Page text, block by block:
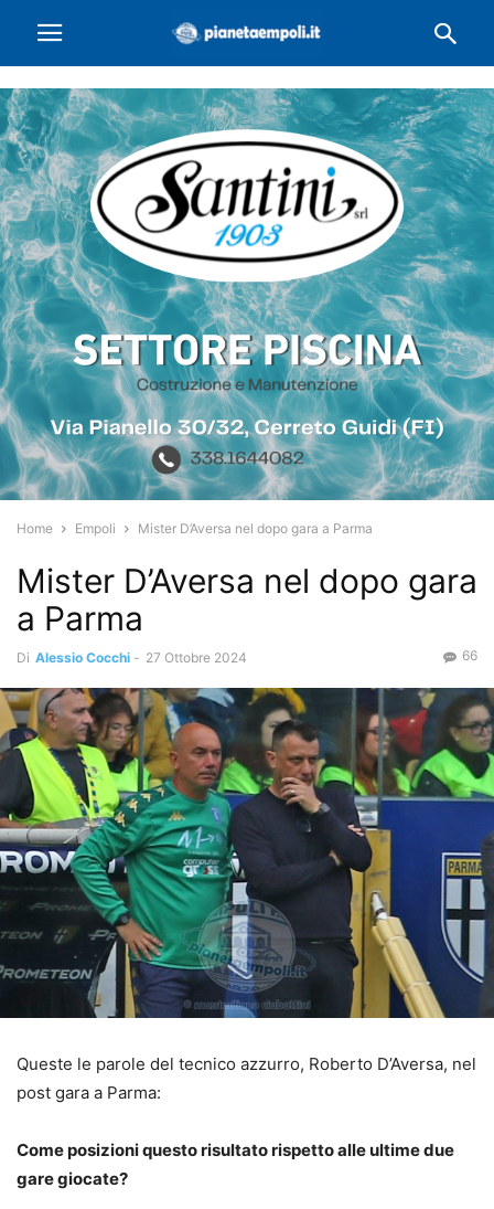
Home Empoli Mister D’Aversa nel dopo gara a Parma
Mister D’Aversa nel dopo gara
a Parma
Di Alessio Cocchi - 27 Ottobre 2024 66
Queste le parole del tecnico azzurro, Roberto D’Aversa, nel
post gara a Parma:
Come posizioni questo risultato rispetto alle ultime due
gare giocate?